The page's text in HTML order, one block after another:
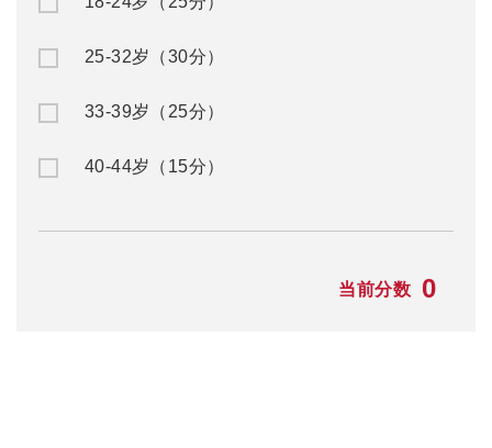
25-32岁（30分）
33-39岁（25分）
40-44岁（15分）
当前分数 0